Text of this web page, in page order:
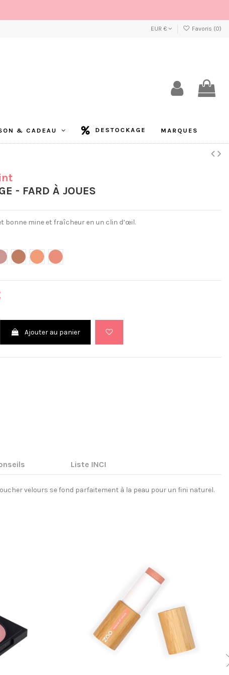
EUR € Favoris (0)
& CADEAU DESTOCKAGE MARQUES
- FARD À JOUES
bonne mine et fraîcheur en un clin d’œil.
Brun rose
323 - Violine325 - Corail doré
326 - Eclat naturel
327 - Rose corail
Ajouter au panier
Liste INCI
velours se fond parfaitement à la peau pour un fini naturel.